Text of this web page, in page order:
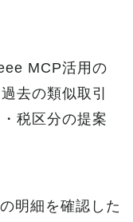
MCP活用の
去の類似取引
税区分の提案
明細を確認した